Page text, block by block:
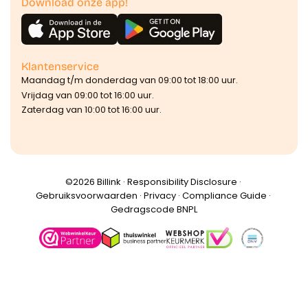
Klantenservice
Maandag t/m donderdag van 09:00 tot 18:00 uur.
Vrijdag van 09:00 tot 16:00 uur.
Zaterdag van 10:00 tot 16:00 uur.
©️2026 Billink · Responsibility Disclosure ·
Gebruiksvoorwaarden · Privacy· Compliance Guide ·
Gedragscode BNPL